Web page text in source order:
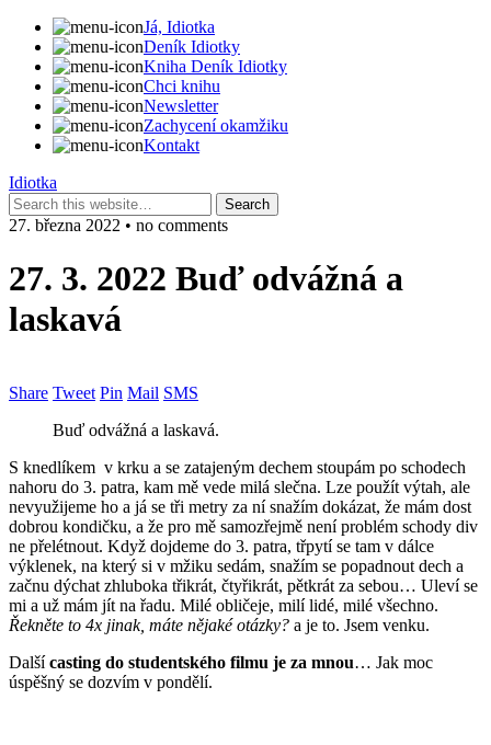
Já, Idiotka
Deník Idiotky
Kniha Deník Idiotky
Chci knihu
Newsletter
Zachycení okamžiku
Kontakt
Idiotka
27. března 2022 • no comments
27. 3. 2022 Buď odvážná a
laskavá
Share Tweet Pin Mail SMS
Buď odvážná a laskavá.
S knedlíkem v krku a se zatajeným dechem stoupám po schodech
nahoru do 3. patra, kam mě vede milá slečna. Lze použít výtah, ale
nevyužijeme ho a já se tři metry za ní snažím dokázat, že mám dost
dobrou kondičku, a že pro mě samozřejmě není problém schody div
ne přelétnout. Když dojdeme do 3. patra, třpytí se tam v dálce
výklenek, na který si v mžiku sedám, snažím se popadnout dech a
začnu dýchat zhluboka třikrát, čtyřikrát, pětkrát za sebou… Uleví se
mi a už mám jít na řadu. Milé obličeje, milí lidé, milé všechno.
Řekněte to 4x jinak, máte nějaké otázky? a je to. Jsem venku.
Dalšícasting do studentského filmu je za mnou… Jak moc
úspěšný se dozvím v pondělí.